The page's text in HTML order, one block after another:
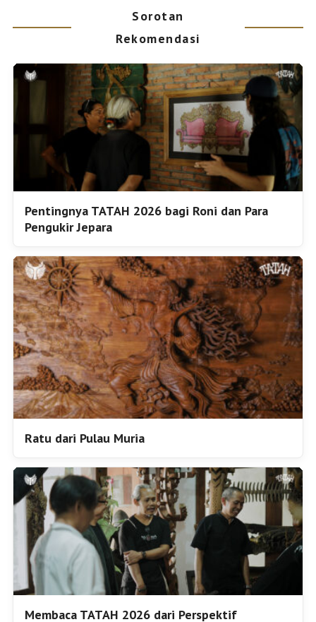
Sorotan
Rekomendasi
Pentingnya TATAH 2026 bagi Roni dan Para
Pengukir Jepara
Ratu dari Pulau Muria
Membaca TATAH 2026 dari Perspektif